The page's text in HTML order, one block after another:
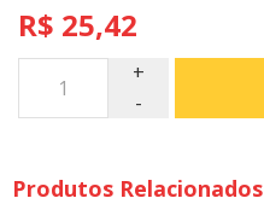
R$ 25,42
Produtos Relacionados